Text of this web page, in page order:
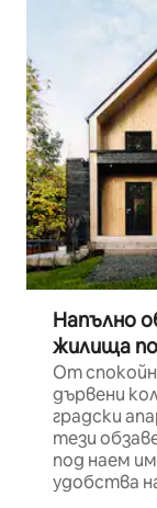
Напълно
жилища
От
дървени
градски
тези
под наем
удобства